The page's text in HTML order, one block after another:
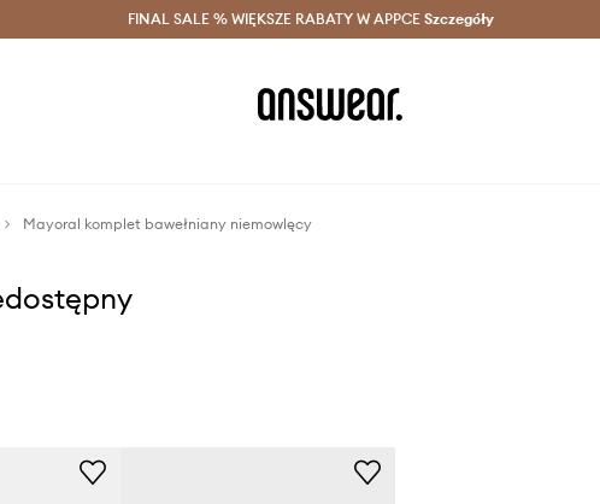
Oszczędzaj z Answear Club > Dostawa nawet w 24h >
FINAL SALE % WIĘKSZE RABATY W APPCE Szczegóły
Mayoral komplet bawełniany niemowlęcy